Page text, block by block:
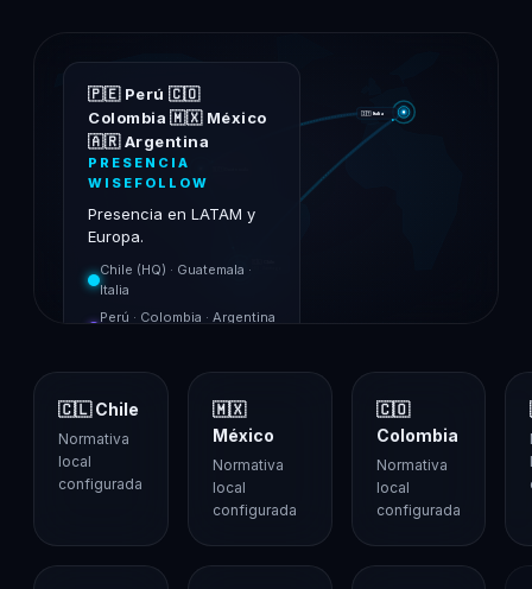
🇮🇹 Italia
🇵🇪 Perú 🇨🇴
Colombia 🇲🇽 México
🇦🇷 Argentina
PRESENCIA
WISEFOLLOW
Presencia en LATAM y
Europa.
Chile (HQ) · Guatemala ·
Italia
Perú · Colombia · Argentina
🇨🇱 Chile
Normativa
local
configurada
🇲🇽
México
Normativa
local
configurada
🇨🇴
Colombia
Normativa
local
configurada